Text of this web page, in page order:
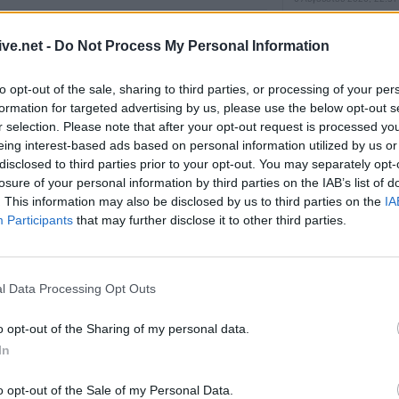
- Do Not Process My Personal Information
opt-out of the sale, sharing to third parties, or processing of your
for targeted advertising by us, please use the below opt-out
selection. Please note that after your opt-out request is processed
interest-based ads based on personal information utilized by us
to third parties prior to your opt-out. You may separately
of your personal information by third parties on the IAB’s list of
This information may also be disclosed by us to third parties on the
Participants that may further disclose it to other third parties.
Data Processing Opt Outs
opt-out of the Sharing of my personal data.
opt-out of the Sale of my Personal Data.
Τα σχολεία κλείνουν... η
πολλοί γονείς νιώθουν ότι ήρθε η
τα παιδιά χρειάζονται παιχνίδι,
9 Ιουνίου 2026, 23:22
τις εξελίξεις της
Τρίκαλα – Στο επίκεντρο
χειρουργική και το laser
αρχαιολογικοί
και σε άλλους
6 Αυγούστου 2026, 22:48
Σύγκρουση δύο
Γερμανία –
τραυματίες
6 Αυγούστου 2026, 21:11
Συρία: Δύο
Έκτακτος
προστασίας για
6 Αυγούστου 2026, 19:35